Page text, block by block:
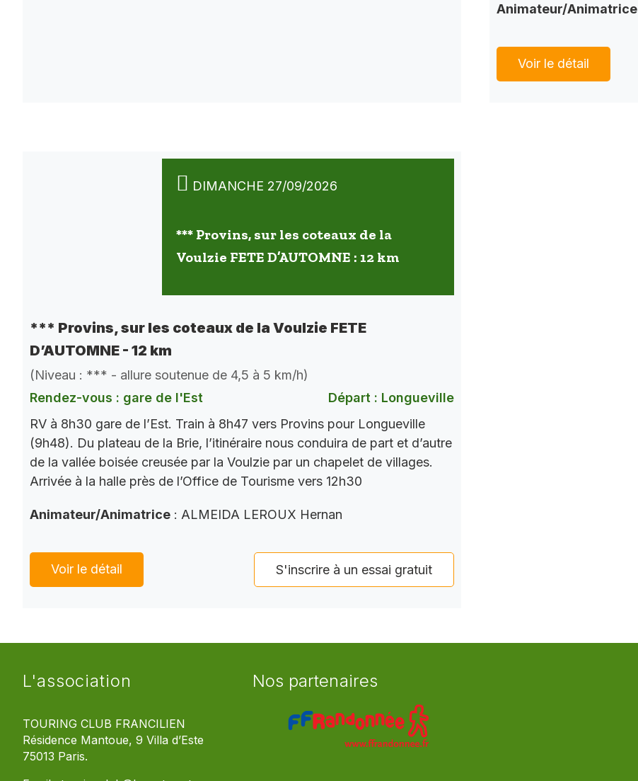
Animateur/Animatrice
Voir le détail
DIMANCHE 27/09/2026
*** Provins, sur les coteaux de la
Voulzie FETE D’AUTOMNE : 12 km
*** Provins, sur les coteaux de la Voulzie FETE
D’AUTOMNE - 12 km
(Niveau : *** - allure soutenue de 4,5 à 5 km/h)
Rendez-vous : gare de l'Est
Départ : Longueville
RV à 8h30 gare de l’Est. Train à 8h47 vers Provins pour Longueville
(9h48). Du plateau de la Brie, l’itinéraire nous conduira de part et d’autre
de la vallée boisée creusée par la Voulzie par un chapelet de villages.
Arrivée à la halle près de l’Office de Tourisme vers 12h30
Animateur/Animatrice : ALMEIDA LEROUX Hernan
Voir le détail S'inscrire à un essai gratuit
L'association
TOURING CLUB FRANCILIEN
Résidence Mantoue, 9 Villa d’Este
75013 Paris.
Nos partenaires